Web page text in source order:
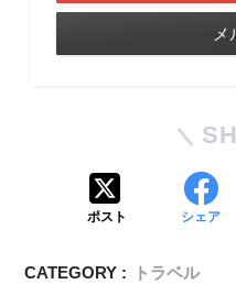
メ
ポスト シェア
CATEGORY : トラベル